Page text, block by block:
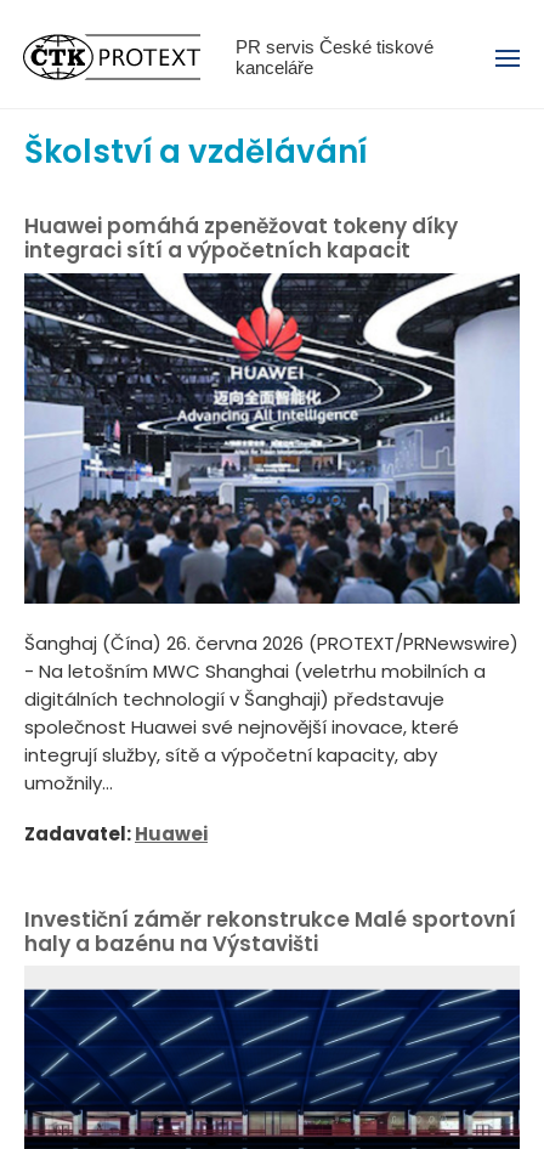
PR servis České tiskové
kanceláře
Menu
Školství a vzdělávání
Huawei pomáhá zpeněžovat tokeny díky
integraci sítí a výpočetních kapacit
Šanghaj (Čína) 26. června 2026 (PROTEXT/PRNewswire)
- Na letošním MWC Shanghai (veletrhu mobilních a
digitálních technologií v Šanghaji) představuje
společnost Huawei své nejnovější inovace, které
integrují služby, sítě a výpočetní kapacity, aby
umožnily...
Zadavatel:Huawei
Investiční záměr rekonstrukce Malé sportovní
haly a bazénu na Výstavišti